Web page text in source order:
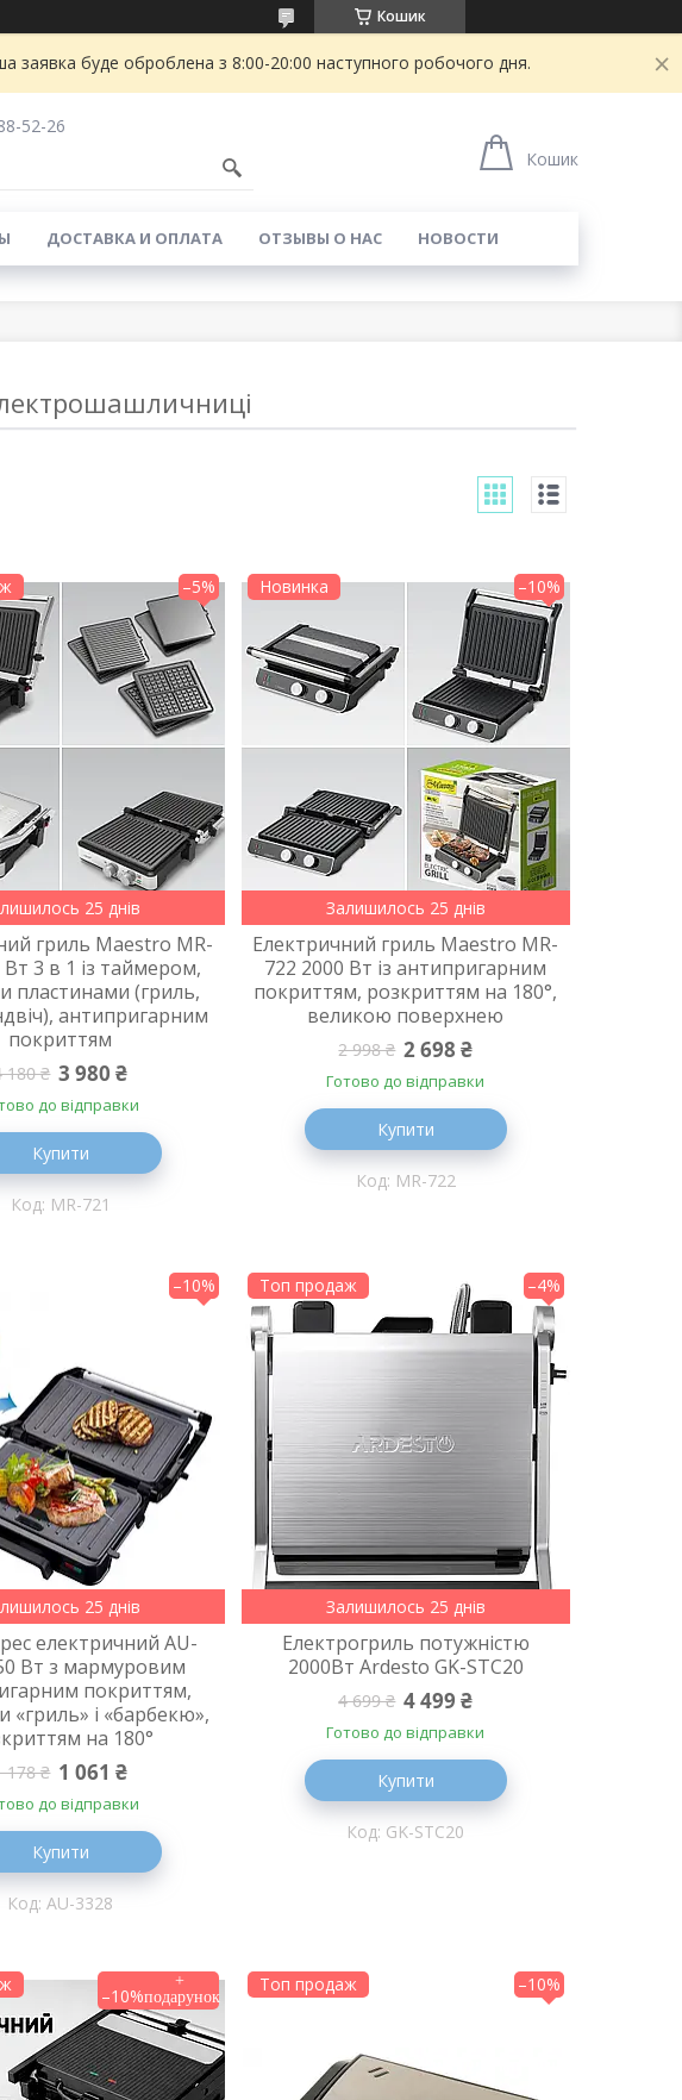
Кошик
буде оброблена з 8:00-20:00 наступного робочого дня.
52-26
Кошик
ДОСТАВКА И ОПЛАТА ОТЗЫВЫ О НАС НОВОСТИ
–5%
25 днів
гриль Maestro MR-
Вт 3 в 1 із таймером,
пластинами (гриль,
антипригарним
покриттям
180 ₴ 3 980 ₴
до відправки
Купити
MR-721
Новинка –10%
Залишилось 25 днів
Електричний гриль Maestro MR-
722 2000 Вт із антипригарним
покриттям, розкриттям на 180°,
великою поверхнею
2 998 ₴ 2 698 ₴
Готово до відправки
Купити
MR-722
–10%
25 днів
електричний AU-
Вт з мармуровим
покриттям,
і «барбекю»,
на 180°
178 ₴ 1 061 ₴
до відправки
Купити
AU-3328
Топ продаж –4%
Залишилось 25 днів
Електрогриль потужністю
2000Вт Ardesto GK-STC20
4 699 ₴ 4 499 ₴
Готово до відправки
Купити
GK-STC20
–10%
Топ продаж –10%